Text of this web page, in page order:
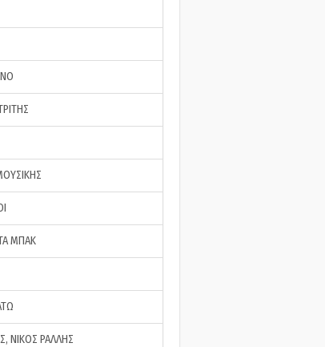
ΜΠΑΚ
ΝΙΚΟΣ ΡΑΛΛΗΣ